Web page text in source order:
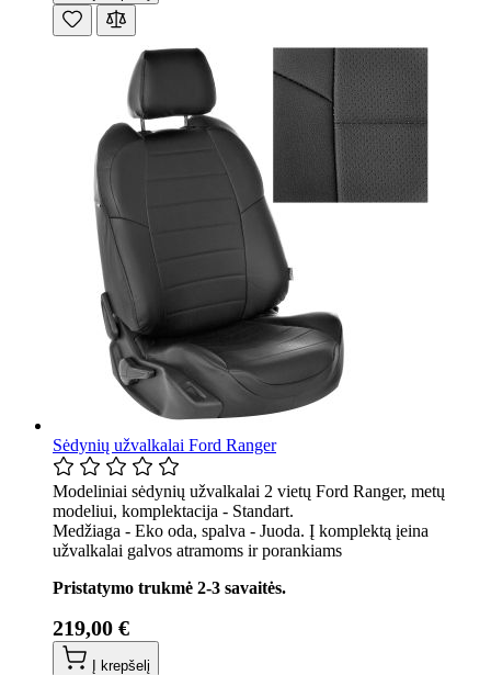
Sėdynių užvalkalai Ford Ranger
Modeliniai sėdynių užvalkalai 2 vietų Ford Ranger, metų
modeliui, komplektacija - Standart.
Medžiaga - Eko oda, spalva - Juoda. Į komplektą įeina
užvalkalai galvos atramoms ir porankiams
Pristatymo trukmė 2-3 savaitės.
219,00 €
Į krepšelį